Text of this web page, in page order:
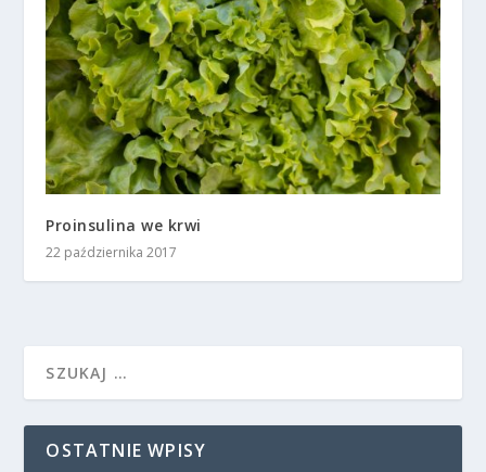
Proinsulina we krwi
22 października 2017
OSTATNIE WPISY